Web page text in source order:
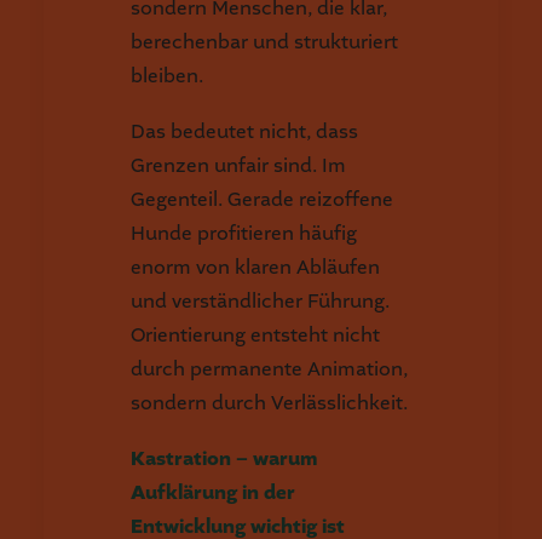
sondern Menschen, die klar,
berechenbar und strukturiert
bleiben.
Das bedeutet nicht, dass
Grenzen unfair sind. Im
Gegenteil. Gerade reizoffene
Hunde profitieren häufig
enorm von klaren Abläufen
und verständlicher Führung.
Orientierung entsteht nicht
durch permanente Animation,
sondern durch Verlässlichkeit.
Kastration – warum
Aufklärung in der
Entwicklung wichtig ist